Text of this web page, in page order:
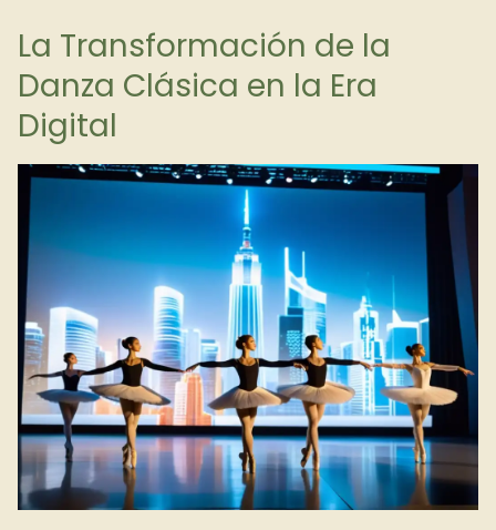
La Transformación de la
Danza Clásica en la Era
Digital